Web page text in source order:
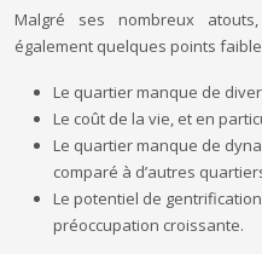
Malgré ses nombreux
également quelques points
Le quartier manque de
Le coût de la vie, et en
Le quartier manque de
comparé à d’autres
Le potentiel de
préoccupation croissante.